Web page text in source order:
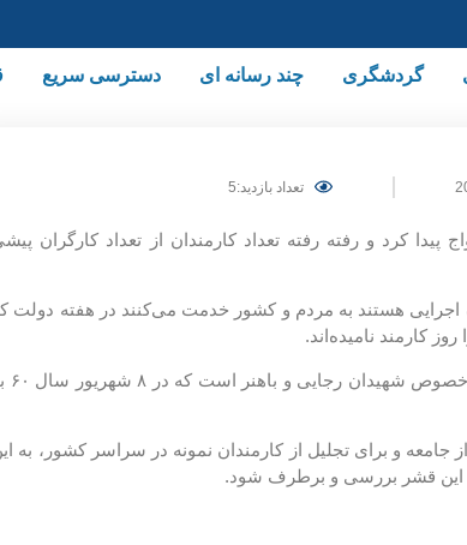
گردشگری چند رسانه ای دسترسی سریع
تعداد بازدید:5
کرد و رفته رفته تعداد کارمندان از تعداد کارگران
اجرایی هستند به مردم و کشور خدمت می‌کنند در هفته دولت
کارمند نامیده‌اند.
این روز یادآور خاطره
و برای تجلیل از کارمندان نمونه در سراسر کشور، به
این قشر بررسی و برطرف شود.